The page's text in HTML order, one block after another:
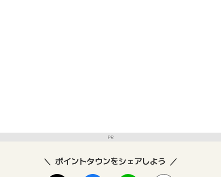
PR
ポイントタウンをシェアしよう